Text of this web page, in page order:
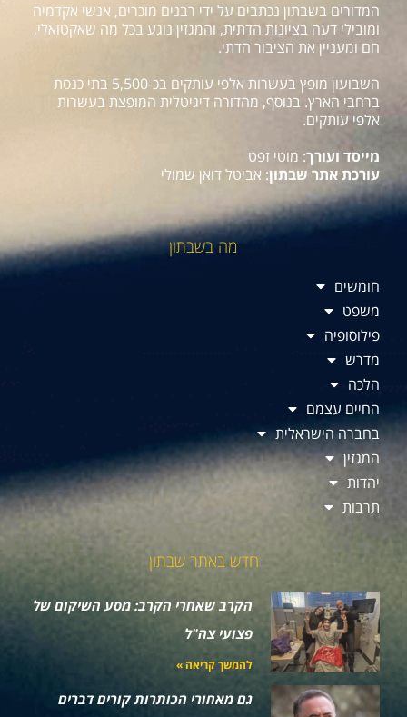
המדורים בשבתון נכתבים על ידי רבנים מוכרים, אנשי אקדמיה
ומובילי דעה בציונות הדתית, והמגזין נוגע בכל מה שאקטואלי,
חם ומעניין את הציבור הדתי.
השבועון מופץ בעשרות אלפי עותקים בכ-5,500 בתי כנסת
ברחבי הארץ. בנוסף, מהדורה דיגיטלית המופצת בעשרות
אלפי עותקים.
מייסד ועורך: מוטי זפט
עורכת אתר שבתון: אביטל דואן שמולי
מה בשבתון
חומשים
משפט
פילוסופיה
מדרש
הלכה
החיים עצמם
בחברה הישראלית
המגזין
יהדות
תרבות
חדש באתר שבתון
הקרב שאחרי הקרב: מסע השיקום של
פצועי צה"ל
להמשך קריאה »
גם מאחורי הכותרות קורים דברים